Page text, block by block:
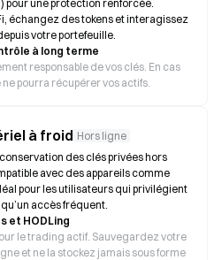
pour une protection renforcée.
échangez des tokens et interagissez
votre portefeuille.
à long terme
responsable de vos clés. En cas
pourra récupérer vos actifs.
à froid Hors ligne
des clés privées hors
avec des appareils comme
pour les utilisateurs qui privilégient
accès fréquent.
et HODLing
le trading actif. Sauvegardez votre
et ne la stockez jamais sous forme